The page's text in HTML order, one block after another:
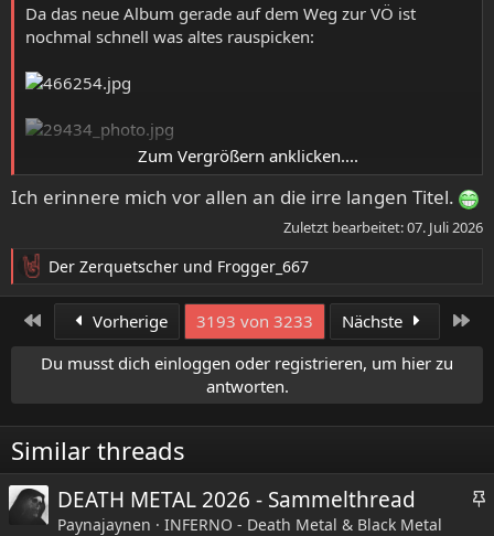
Da das neue Album gerade auf dem Weg zur VÖ ist
nochmal schnell was altes rauspicken:
DECIMATIONaus Ankara mit dem 2014er Album "Reign
of ungodly creation"
Zum Vergrößern anklicken....
Ich erinnere mich vor allen an die irre langen Titel.
Zuletzt bearbeitet:07. Juli 2026
R
e
a
o
n
e
n
:
Der Zerquetscher und Frogger_667
Erste Vorherige 3193 von 3233 Nächste
Du musst dich einloggen oder registrieren, um hier zu
antworten.
Similar threads
DEATH METAL 2026 - Sammelthread
Paynajaynen
INFERNO - Death Metal & Black Metal